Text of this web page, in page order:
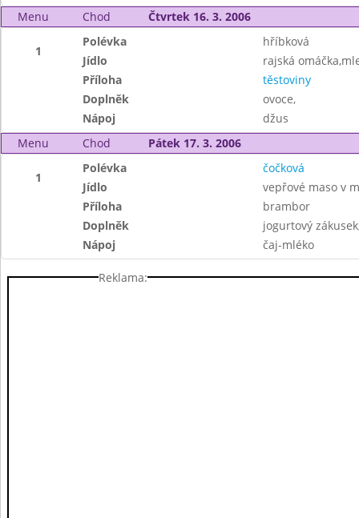
Menu
Chod Čtvrtek 16. 3. 2006
1
Polévka
hříbková
Jídlo
rajská
Příloha
těstoviny
Doplněk
ovoce,
Nápoj
džus
Menu
Chod Pátek 17. 3. 2006
1
Polévka
čočková
Jídlo
vepřové maso v
Příloha
brambor
Doplněk
jogurtový
Nápoj
čaj-mléko
Reklama: